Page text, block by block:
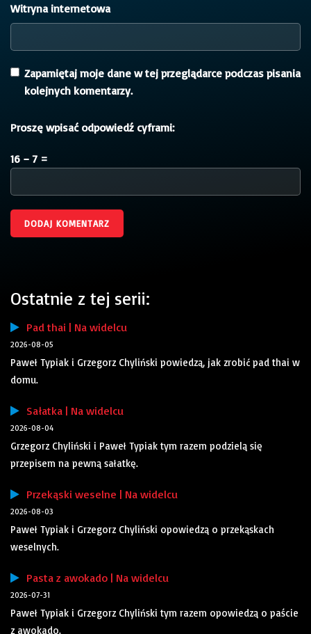
Witryna internetowa
Zapamiętaj moje dane w tej przeglądarce podczas pisania
kolejnych komentarzy.
Proszę wpisać odpowiedź cyframi:
16 − 7 =
Ostatnie z tej serii:
Pad thai | Na widelcu
2026-08-05
Paweł Typiak i Grzegorz Chyliński powiedzą, jak zrobić pad thai w
domu.
Sałatka | Na widelcu
2026-08-04
Grzegorz Chyliński i Paweł Typiak tym razem podzielą się
przepisem na pewną sałatkę.
Przekąski weselne | Na widelcu
2026-08-03
Paweł Typiak i Grzegorz Chyliński opowiedzą o przekąskach
weselnych.
Pasta z awokado | Na widelcu
2026-07-31
Paweł Typiak i Grzegorz Chyliński tym razem opowiedzą o paście
z awokado.